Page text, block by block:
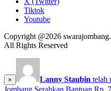
Tiktok
Youtube
Copyright @2026
All Rights Reserved
× Lanny Staubin telah
Jombang Serahkan Bantuan Rp.